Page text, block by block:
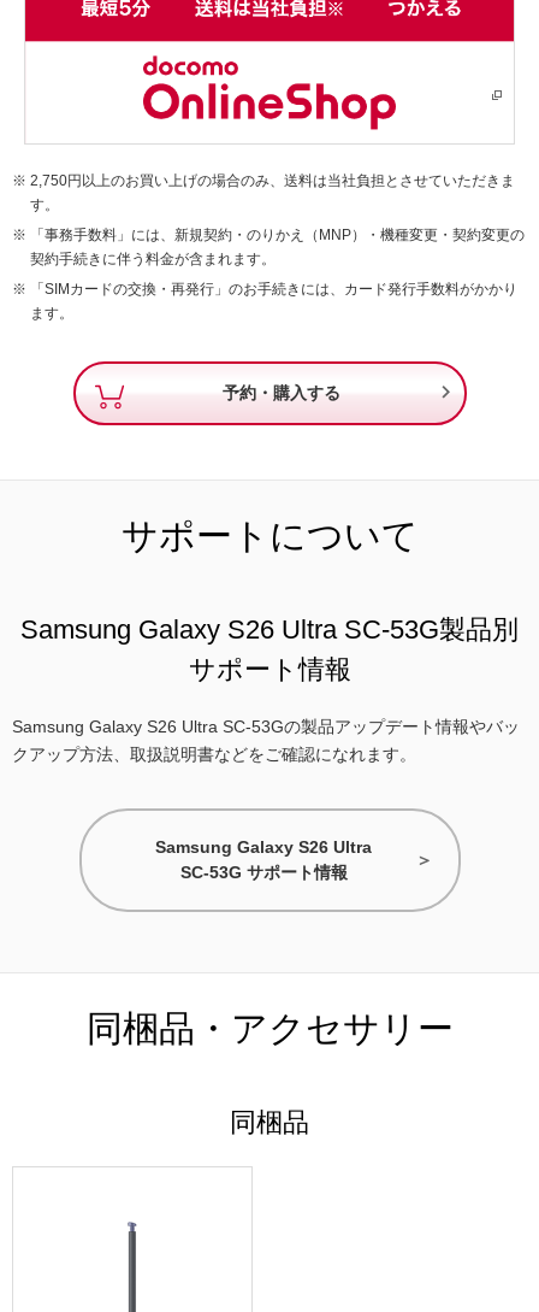
2,750円以上のお買い上げの場合のみ、送料は当社負担とさせていただきま
す。
「事務手数料」には、新規契約・のりかえ（MNP）・機種変更・契約変更の
契約手続きに伴う料金が含まれます。
「SIMカードの交換・再発行」のお手続きには、カード発行手数料がかかり
ます。
予約・購入する 
サポートについて
Samsung Galaxy S26 Ultra SC-53G製品別
サポート情報
Samsung Galaxy S26 Ultra SC-53Gの製品アップデート情報やバッ
クアップ方法、取扱説明書などをご確認になれます。
Samsung Galaxy S26 Ultra
SC-53G サポート情報
同梱品・アクセサリー
同梱品